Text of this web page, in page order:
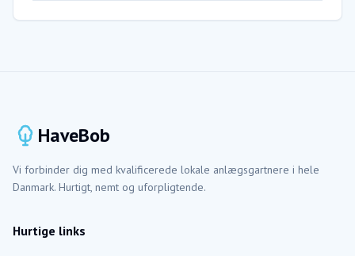
HaveBob
Vi forbinder dig med kvalificerede lokale anlægsgartnere i hele
Danmark. Hurtigt, nemt og uforpligtende.
Hurtige links